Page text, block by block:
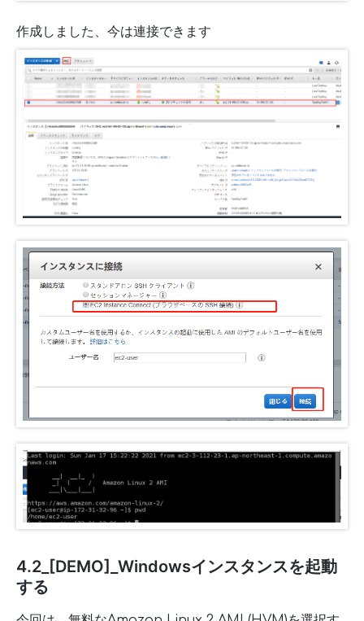
作成しました、今は連接できます
4.2_[DEMO]_Windowsインスタンスを起動
する